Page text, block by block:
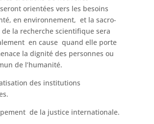
orientées vers les besoins
en environnement, et la sacro-
la recherche scientifique sera
en cause quand elle porte
la dignité des personnes ou
de l’humanité.
des institutions
de la justice internationale.